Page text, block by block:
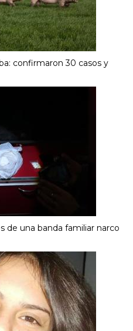
confirmaron 30 casos y
de una banda familiar narco